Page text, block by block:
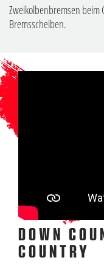
Zweikolbenbremsen beim
Bremsscheiben.
DOWN
COUNTRY